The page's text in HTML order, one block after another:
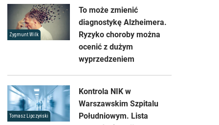
Zygmunt Wilk
To może zmienić
diagnostykę Alzheimera.
Ryzyko choroby można
ocenić z dużym
wyprzedzeniem
Tomasz Lipczyński
Kontrola NIK w
Warszawskim Szpitalu
Południowym. Lista